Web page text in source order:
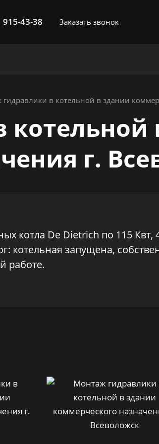
915-43-38 Заказать звонок
в котельной в здании
г.
котла De Dietrich по 115 Квт,
котельная запущена,
работе.